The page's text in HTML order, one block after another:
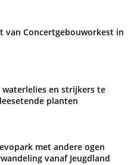
van Concertgebouworkest in
waterlelies en strijkers te
planten
met andere ogen
vanaf Jeugdland